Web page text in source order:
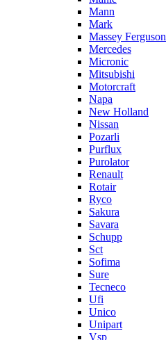
Mann
Mark
Massey Ferguson
Mercedes
Micronic
Mitsubishi
Motorcraft
Napa
New Holland
Nissan
Pozarli
Purflux
Purolator
Renault
Rotair
Ryco
Sakura
Savara
Schupp
Sct
Sofima
Sure
Tecneco
Ufi
Unico
Unipart
Vsp